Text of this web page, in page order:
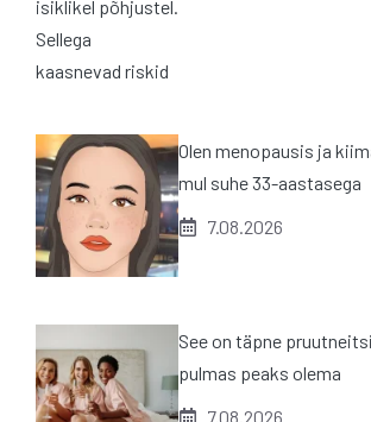
Olen menopausis ja
mul suhe 33-aastasega
7.08.2026
See on täpne
pulmas peaks olema
7.08.2026